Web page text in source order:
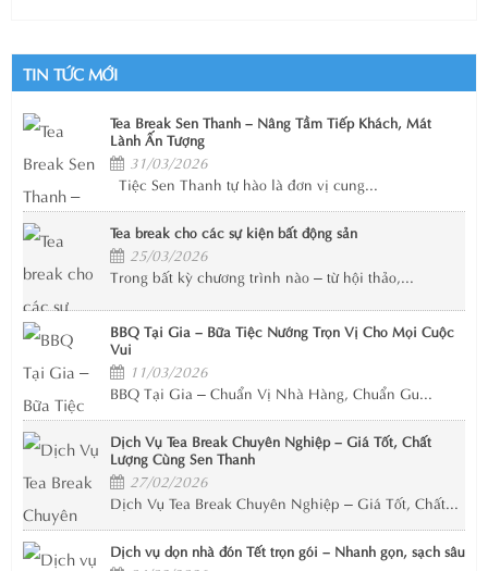
TIN TỨC MỚI
Tea Break Sen Thanh – Nâng Tầm Tiếp Khách, Mát
Lành Ấn Tượng
31/03/2026
Tiệc Sen Thanh tự hào là đơn vị cung...
Tea break cho các sự kiện bất động sản
25/03/2026
Trong bất kỳ chương trình nào – từ hội thảo,...
BBQ Tại Gia – Bữa Tiệc Nướng Trọn Vị Cho Mọi Cuộc
Vui
11/03/2026
BBQ Tại Gia – Chuẩn Vị Nhà Hàng, Chuẩn Gu...
Dịch Vụ Tea Break Chuyên Nghiệp – Giá Tốt, Chất
Lượng Cùng Sen Thanh
27/02/2026
Dịch Vụ Tea Break Chuyên Nghiệp – Giá Tốt, Chất...
Dịch vụ dọn nhà đón Tết trọn gói – Nhanh gọn, sạch sâu